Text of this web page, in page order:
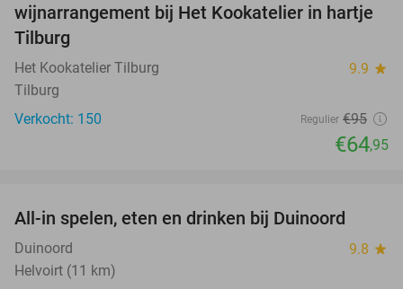
wijnarrangement bij Het Kookatelier in hartje
Tilburg
Het Kookatelier Tilburg 9.9 star
Tilburg
Verkocht: 150
Regulier €95
€64,95
All-in spelen, eten en drinken bij Duinoord
Duinoord 9.8 star
Helvoirt (11 km)